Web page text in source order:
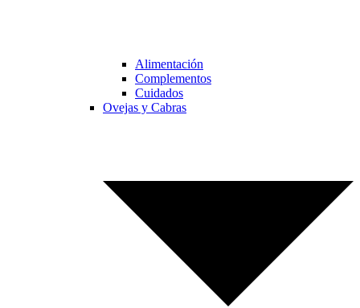
Alimentación
Complementos
Cuidados
Ovejas y Cabras